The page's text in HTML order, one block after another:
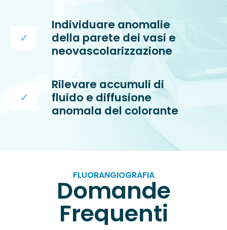
Individuare anomalie
della parete dei vasi e
neovascolarizzazione
Rilevare accumuli di
fluido e diffusione
anomala del colorante
FLUORANGIOGRAFIA
Domande
Frequenti